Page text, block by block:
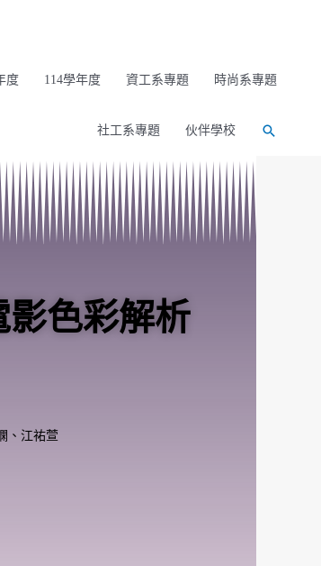
度 114學年度 資工系專題 時尚系專題
社工系專題 伙伴學校
色彩解析
、江祐萱